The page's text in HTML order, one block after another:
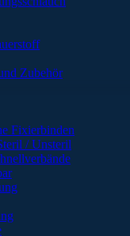
Zubehör
Fixierbinden
/ Unsteril